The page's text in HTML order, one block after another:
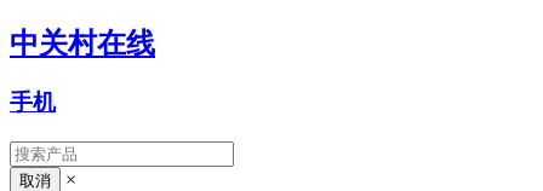
中关村在线
手机
×